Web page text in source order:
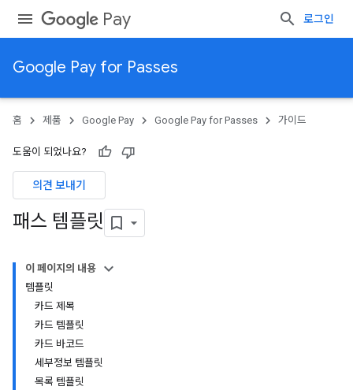
Pay 로그인
Google Pay for Passes
홈 제품 Google Pay Google Pay for Passes 가이드
도움이 되었나요?
의견 보내기
패스 템플릿
이 페이지의 내용
템플릿
카드 제목
카드 템플릿
카드 바코드
세부정보 템플릿
목록 템플릿